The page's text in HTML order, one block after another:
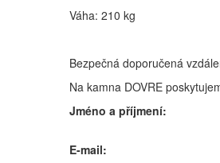
Váha: 210 kg
Bezpečná doporučená
Na kamna DOVRE
Jméno a příjmení:
E-mail: